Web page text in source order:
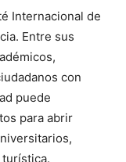
Internacional de
Entre sus
con
puede
para abrir